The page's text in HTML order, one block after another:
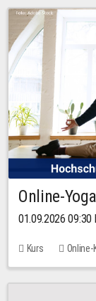
Online-
01.09.2026 09:30
Kurs Online-